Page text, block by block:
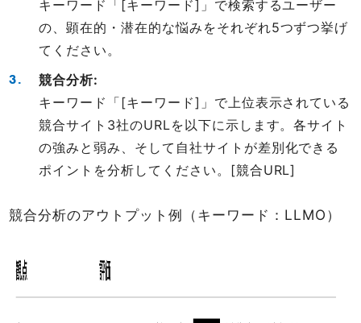
キーワード「[キーワード]」で検索するユーザー
の、顕在的・潜在的な悩みをそれぞれ5つずつ挙げ
てください。
競合分析:
キーワード「[キーワード]」で上位表示されている
競合サイト3社のURLを以下に示します。各サイト
の強みと弱み、そして自社サイトが差別化できる
ポイントを分析してください。[競合URL]
競合分析のアウトプット例（キーワード：LLMO）